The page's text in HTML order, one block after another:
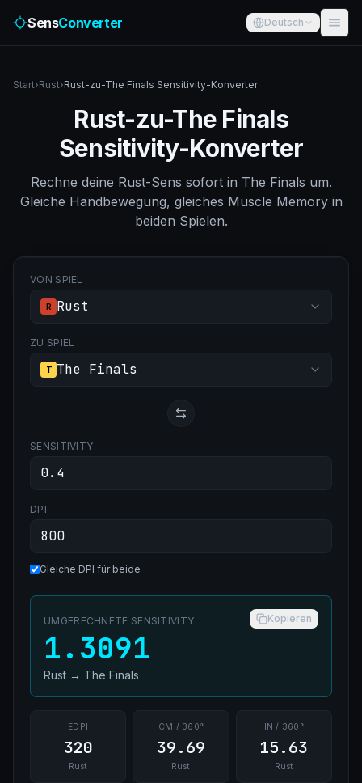
SensConverter Deutsch
Start›Rust›Rust-zu-The Finals Sensitivity-Konverter
Rust-zu-The Finals
Sensitivity-Konverter
Rechne deine Rust-Sens sofort in The Finals um.
Gleiche Handbewegung, gleiches Muscle Memory in
beiden Spielen.
VON SPIEL
R Rust
ZU SPIEL
T The Finals
SENSITIVITY
DPI
Gleiche DPI für beide
UMGERECHNETE SENSITIVITY Kopieren
1.3091
Rust → The Finals
EDPI
320
Rust
CM / 360°
39.69
Rust
IN / 360°
15.63
Rust